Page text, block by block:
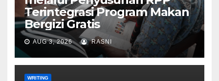
Terintegrasi Program Makan
Bergizi Gratis
AUG 3, 2026 RASNI
WRITING